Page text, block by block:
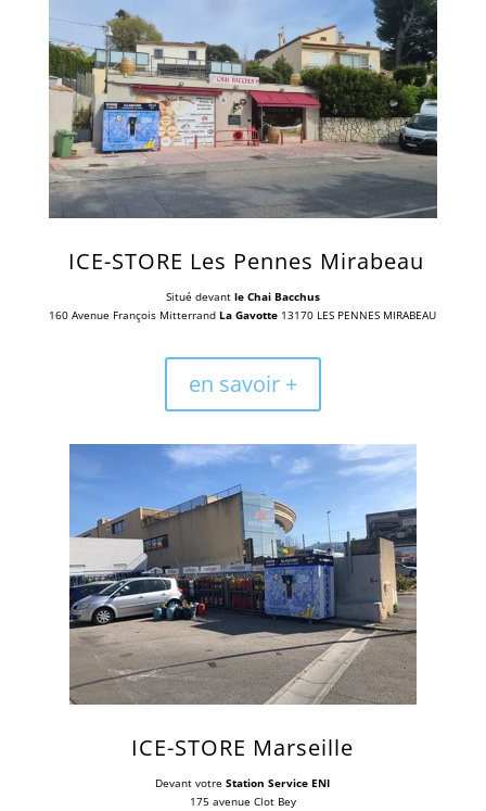
ICE-STORE Les Pennes Mirabeau
Situé devantle Chai Bacchus
160 Avenue François MitterrandLa Gavotte 13170 LES PENNES MIRABEAU
en savoir +
ICE-STORE Marseille
Devant votreStation Service ENI
175 avenue Clot Bey